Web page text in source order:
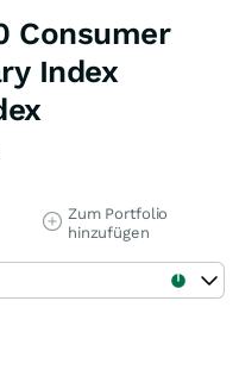
Consumer
Index
Zum Portfolio
hinzufügen